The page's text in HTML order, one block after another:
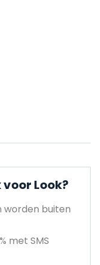
Look?
worden buiten
met SMS